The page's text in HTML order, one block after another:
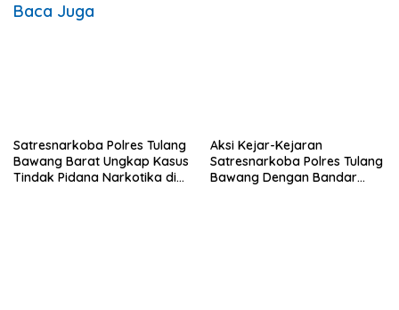
Baca Juga
Satresnarkoba Polres Tulang
Bawang Barat Ungkap Kasus
Tindak Pidana Narkotika di
Aksi Kejar-Kejaran
Satresnarkoba Polres Tulang
Bawang Dengan Bandar